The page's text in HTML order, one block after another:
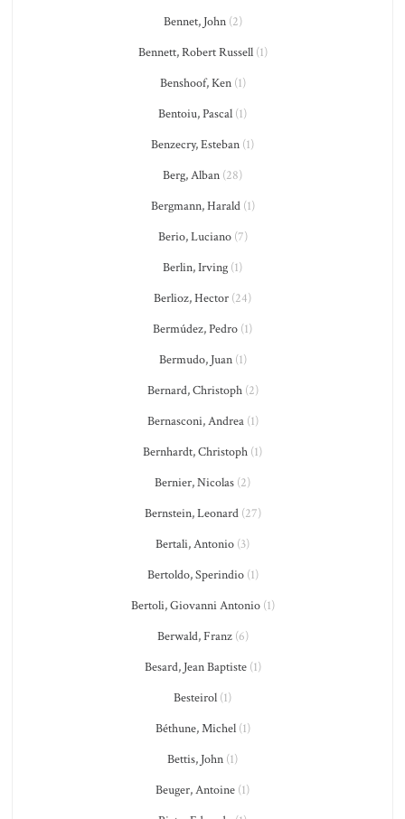
Bennet, John(2)
Bennett, Robert Russell(1)
Benshoof, Ken(1)
Bentoiu, Pascal (1)
Benzecry, Esteban (1)
Berg, Alban (28)
Bergmann, Harald(1)
Berio, Luciano(7)
Berlin, Irving (1)
Berlioz, Hector (24)
Bermúdez, Pedro (1)
Bermudo, Juan(1)
Bernard, Christoph(2)
Bernasconi, Andrea(1)
Bernhardt, Christoph (1)
Bernier, Nicolas (2)
Bernstein, Leonard(27)
Bertali, Antonio (3)
Bertoldo, Sperindio(1)
Bertoli, Giovanni Antonio(1)
Berwald, Franz(6)
Besard, Jean Baptiste(1)
Besteirol (1)
Béthune, Michel(1)
Bettis, John (1)
Beuger, Antoine (1)